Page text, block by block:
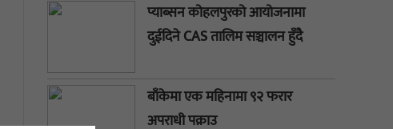
प्याब्सन कोहलपुरको आयोजनामा
दुईदिने CAS तालिम सञ्चालन हुँदै
बाँकेमा एक महिनामा ९२ फरार
अपराधी पक्राउ